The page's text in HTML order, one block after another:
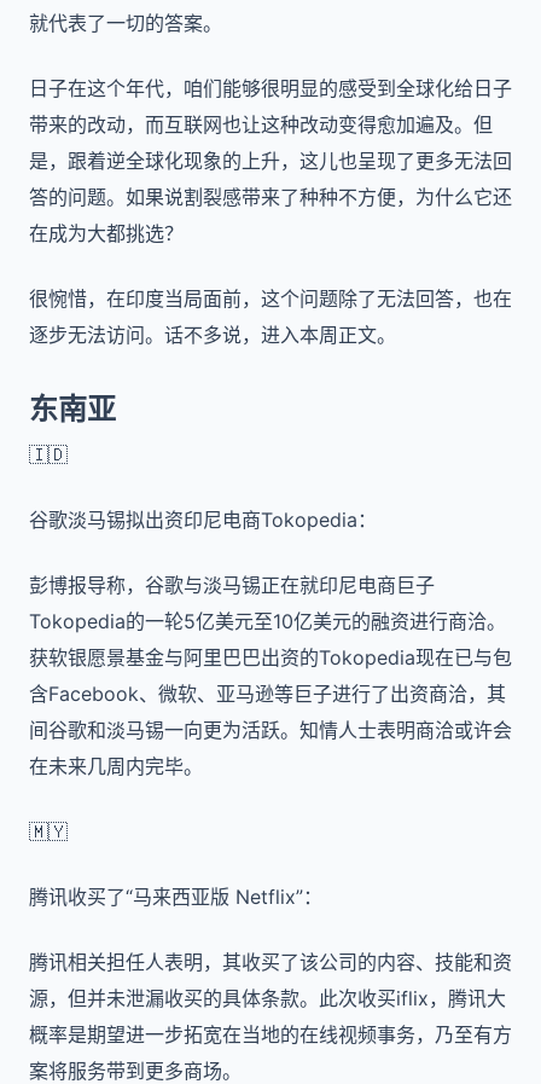
就代表了一切的答案。
日子在这个年代，咱们能够很明显的感受到全球化给日子
带来的改动，而互联网也让这种改动变得愈加遍及。但
是，跟着逆全球化现象的上升，这儿也呈现了更多无法回
答的问题。如果说割裂感带来了种种不方便，为什么它还
在成为大都挑选？
很惋惜，在印度当局面前，这个问题除了无法回答，也在
逐步无法访问。话不多说，进入本周正文。
东南亚
🇮🇩
谷歌淡马锡拟出资印尼电商Tokopedia ：
彭博报导称，谷歌与淡马锡正在就印尼电商巨子
Tokopedia的一轮5亿美元至10亿美元的融资进行商洽。
获软银愿景基金与阿里巴巴出资的Tokopedia现在已与包
含Facebook、微软、亚马逊等巨子进行了出资商洽，其
间谷歌和淡马锡一向更为活跃。知情人士表明商洽或许会
在未来几周内完毕。
🇲🇾
腾讯收买了“马来西亚版 Netflix”：
腾讯相关担任人表明，其收买了该公司的内容、技能和资
源，但并未泄漏收买的具体条款。此次收买iflix，腾讯大
概率是期望进一步拓宽在当地的在线视频事务，乃至有方
案将服务带到更多商场。